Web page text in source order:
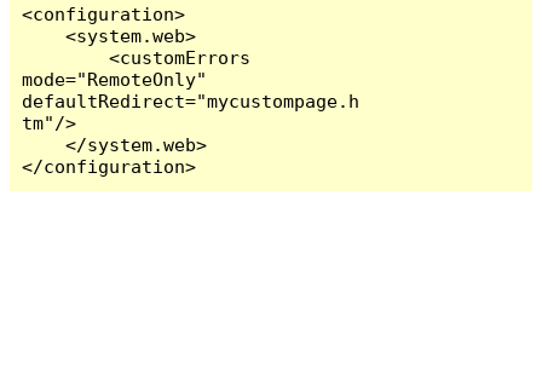
<configuration>
    <system.web>
        <customErrors
mode="RemoteOnly"
defaultRedirect="mycustompage.h
tm"/>
    </system.web>
</configuration>